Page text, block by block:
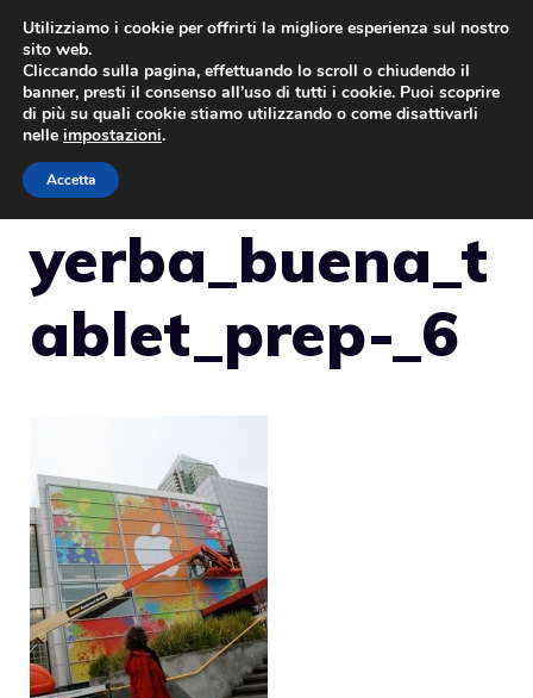
Vai
contenuto
yerba_buena_t
ablet_prep-_6
Utilizziamo i cookie per offrirti la migliore esperienza sul nostro
sito web.
Cliccando sulla pagina, effettuando lo scroll o chiudendo il
banner, presti il consenso all’uso di tutti i cookie. Puoi scoprire
di più su quali cookie stiamo utilizzando o come disattivarli
nelle impostazioni.
Accetta